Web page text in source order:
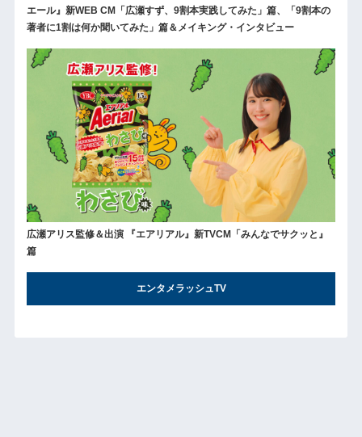
エール』新WEB CM「広瀬すず、9割本実践してみた」篇、「9割本の
著者に1割は何か聞いてみた」篇＆メイキング・インタビュー
広瀬アリス監修＆出演 『エアリアル』新TVCM「みんなでサクッと』
篇
エンタメラッシュTV